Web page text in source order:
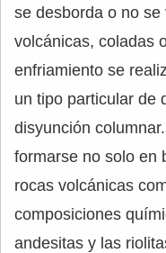
se desborda o no
volcánicas, coladas
enfriamiento se
un tipo particular de
disyunción
formarse no solo en
rocas volcánicas
composiciones
andesitas y las